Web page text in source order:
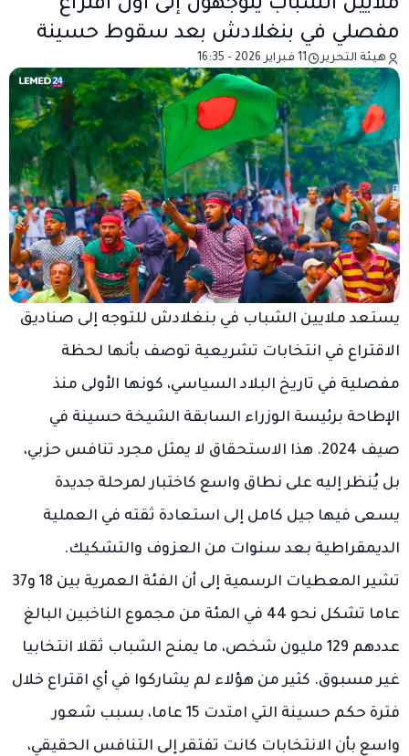
ملايين الشباب يتوجهون إلى أول اقتراع
مفصلي في بنغلادش بعد سقوط حسينة
هيئة التحرير 11 فبراير 2026 - 16:35
يستعد ملايين الشباب في بنغلادش للتوجه إلى صناديق
الاقتراع في انتخابات تشريعية توصف بأنها لحظة
مفصلية في تاريخ البلاد السياسي، كونها الأولى منذ
الإطاحة برئيسة الوزراء السابقة الشيخة حسينة في
صيف 2024. هذا الاستحقاق لا يمثل مجرد تنافس حزبي،
بل يُنظر إليه على نطاق واسع كاختبار لمرحلة جديدة
يسعى فيها جيل كامل إلى استعادة ثقته في العملية
الديمقراطية بعد سنوات من العزوف والتشكيك.
تشير المعطيات الرسمية إلى أن الفئة العمرية بين 18 و37
عاما تشكل نحو 44 في المئة من مجموع الناخبين البالغ
عددهم 129 مليون شخص، ما يمنح الشباب ثقلا انتخابيا
غير مسبوق. كثير من هؤلاء لم يشاركوا في أي اقتراع خلال
فترة حكم حسينة التي امتدت 15 عاما، بسبب شعور
واسع بأن الانتخابات كانت تفتقر إلى التنافس الحقيقي،